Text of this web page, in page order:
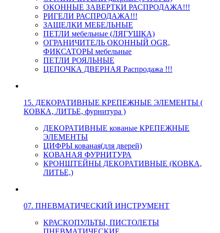
ОКОННЫЕ ЗАВЕРТКИ РАСПРОДАЖА!!!
РИГЕЛИ РАСПРОДАЖА!!!
ЗАЩЕЛКИ МЕБЕЛЬНЫЕ
ПЕТЛИ мебельные (ЛЯГУШКА)
ОГРАНИЧИТЕЛЬ ОКОННЫЙ OGR,
ФИКСАТОРЫ мебельные
ПЕТЛИ РОЯЛЬНЫЕ
ЦЕПОЧКА ДВЕРНАЯ Распродажа !!!
15. ДЕКОРАТИВНЫЕ КРЕПЕЖНЫЕ ЭЛЕМЕНТЫ (
КОВКА, ЛИТЬЕ, фурнитура )
ДЕКОРАТИВНЫЕ кованые КРЕПЕЖНЫЕ
ЭЛЕМЕНТЫ
ЦИФРЫ кованая(для дверей)
КОВАНАЯ ФУРНИТУРА
КРОНШТЕЙНЫ ДЕКОРАТИВНЫЕ (КОВКА,
ЛИТЬЕ,)
07. ПНЕВМАТИЧЕСКИЙ ИНСТРУМЕНТ
КРАСКОПУЛЬТЫ, ПИСТОЛЕТЫ
ПНЕВМАТИЧЕСКИЕ